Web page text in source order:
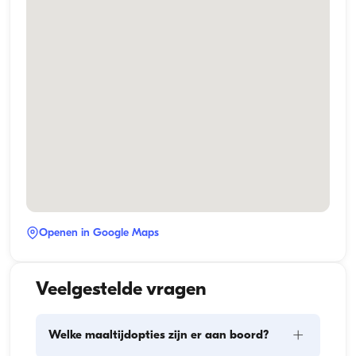
Openen in Google Maps
Veelgestelde vragen
Welke maaltijdopties zijn er aan boord? +